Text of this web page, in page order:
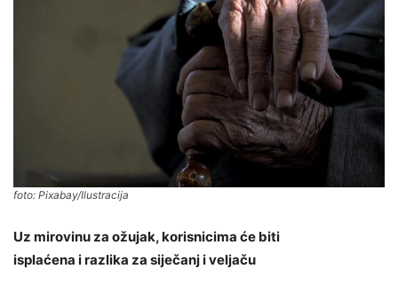
foto: Pixabay/Ilustracija
Uz mirovinu za ožujak, korisnicima će biti
isplaćena i razlika za siječanj i veljaču